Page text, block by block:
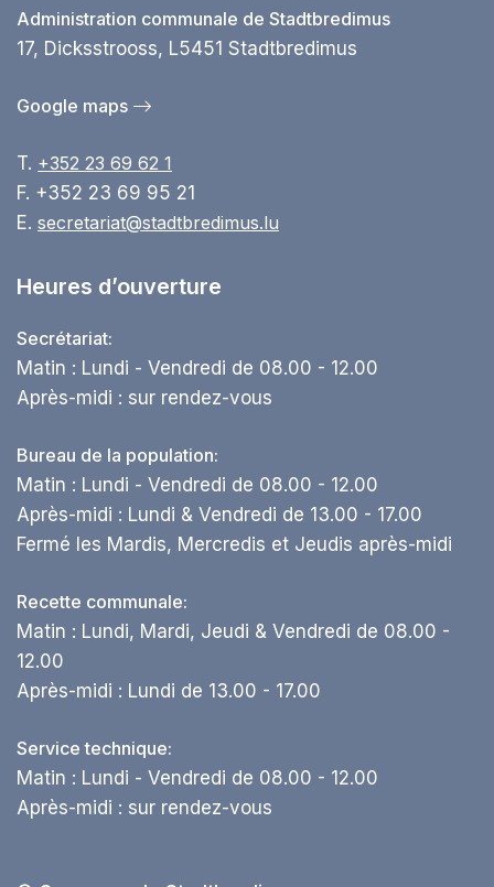
Administration communale de Stadtbredimus
17, Dicksstrooss, L5451 Stadtbredimus
Google maps
T. +352 23 69 62 1
F. +352 23 69 95 21
E. secretariat@stadtbredimus.lu
Heures d’ouverture
Secrétariat:
Matin : Lundi - Vendredi de 08.00 - 12.00
Après-midi : sur rendez-vous
Bureau de la population:
Matin : Lundi - Vendredi de 08.00 - 12.00
Après-midi : Lundi & Vendredi de 13.00 - 17.00
Fermé les Mardis, Mercredis et Jeudis après-midi
Recette communale:
Matin : Lundi, Mardi, Jeudi & Vendredi de 08.00 -
12.00
Après-midi : Lundi de 13.00 - 17.00
Service technique:
Matin : Lundi - Vendredi de 08.00 - 12.00
Après-midi : sur rendez-vous